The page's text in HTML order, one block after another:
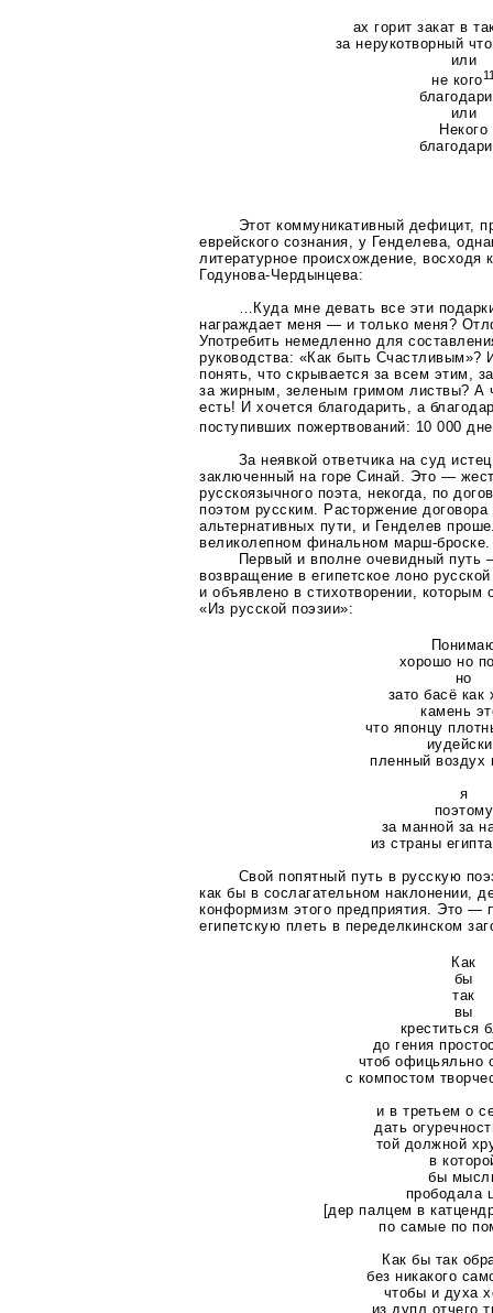
ах горит закат в
за нерукотворный
или
не кого
или
Некого
Этот коммуникативный дефицит,
еврейского сознания, у Генделева,
литературное происхождение, восходя
Годунова-Чердынцева:
…Куда мне девать все эти
награждает меня — и только меня?
Употребить немедленно для
руководства: «Как быть Счастливым»?
понять, что скрывается за всем этим,
за жирным, зеленым гримом листвы? А
есть! И хочется благодарить, а
поступивших пожертвований: 10 000
За неявкой ответчика на суд
заключенный на горе Синай. Это —
русскоязычного поэта, некогда, по
поэтом русским. Расторжение
альтернативных пути, и Генделев
великолепном финальном марш-броске.
Первый и вполне очевидный путь
возвращение в египетское лоно
и объявлено в стихотворении, которым
«Из русской поэзии»:
хорошо но
но
зато басё как
камень
что японцу
пленный воздух
я
поэтому
за манной за
из страны
Свой попятный путь в русскую
как бы в сослагательном наклонении,
конформизм этого предприятия. Это —
египетскую плеть в переделкинском
Как
бы
так
вы
креститься
до гения
чтоб офицьяльно
с компостом
и в третьем о
дать
той должной
в
бы
прободала
[дер палцем в
по самые по
Как бы так
без никакого
чтобы и духа
из дупл отчего